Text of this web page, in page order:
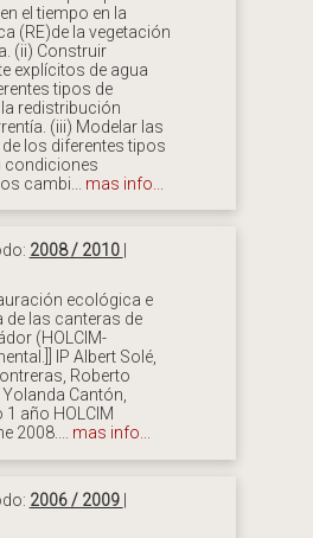
el tiempo en la
(RE)de la vegetación
(ii) Construir
explícitos de agua
tipos de
redistribución
(iii) Modelar las
los diferentes tipos
condiciones
cambi... mas info...
2008 / 2010
ecológica e
las canteras de
(HOLCIM-
IP Albert Solé,
Roberto
Cantón,
año HOLCIM
2008.... mas info...
2006 / 2009